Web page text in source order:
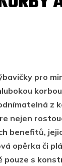
pro
z
nejen
benefitů,
opěrka či
s